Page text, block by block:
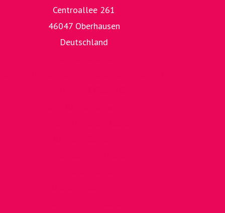
Centroallee 261
46047 Oberhausen
Deutschland